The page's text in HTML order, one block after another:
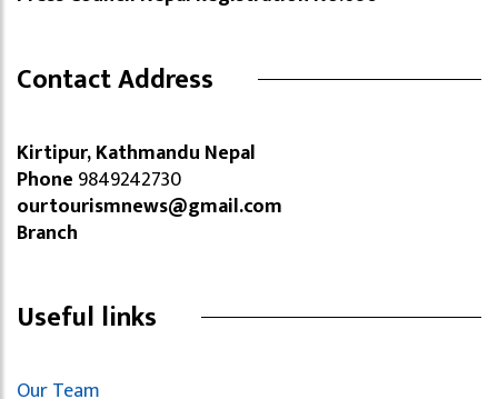
Contact Address
Kirtipur, Kathmandu Nepal
Phone 9849242730
ourtourismnews@gmail.com
Branch
Useful links
Our Team